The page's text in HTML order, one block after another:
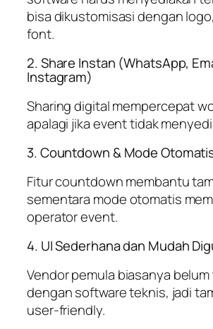
bisa dikustomisasi dengan
font.
2. Share Instan (WhatsApp,
Instagram)
Sharing digital mempercepat
apalagi jika event tidak
3. Countdown & Mode
Fitur countdown membantu
sementara mode otomatis
operator event.
4. UI Sederhana dan Mudah
Vendor pemula biasanya
dengan software teknis, jadi
user-friendly.